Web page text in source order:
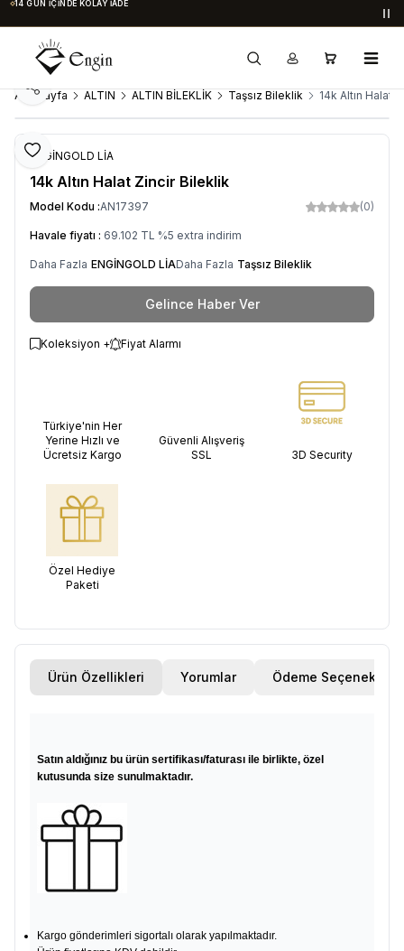
14 GÜN İÇINDE KOLAY İADE
Ana Sayfa ALTIN ALTIN BİLEKLİK Taşsız Bileklik 14k Altın Halat
Favoriye Ekle
Paylaş
ENGİNGOLD LİA
14k Altın Halat Zincir Bileklik
Model Kodu :AN17397 (0)
Havale fiyatı : 69.102 TL %5 extra indirim
Daha Fazla ENGİNGOLD LİADaha Fazla Taşsız Bileklik
Gelince Haber Ver
Koleksiyon + Fiyat Alarmı
Türkiye'nin Her
Yerine Hızlı ve
Ücretsiz Kargo
Güvenli Alışveriş
SSL
3D Security
Özel Hediye
Paketi
Ürün Özellikleri Yorumlar Ödeme Seçenekleri
Satın aldığınız bu ürün sertifikası/faturası ile birlikte, özel
kutusunda size sunulmaktadır.
Kargo gönderimleri sigortalı olarak yapılmaktadır.